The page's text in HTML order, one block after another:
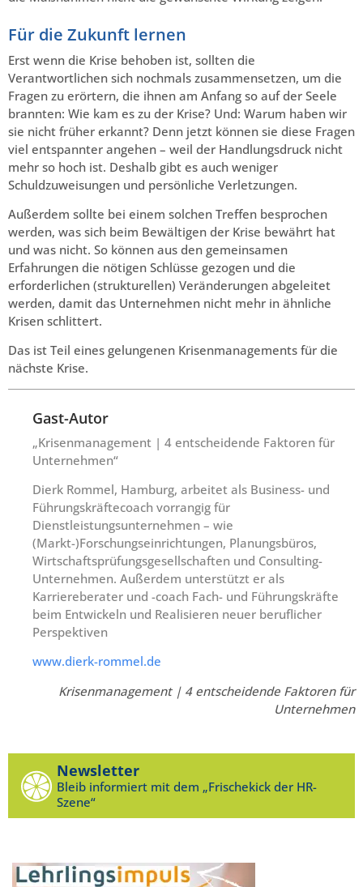
Für die Zukunft lernen
Erst wenn die Krise behoben ist, sollten die
Verantwortlichen sich nochmals zusammensetzen, um die
Fragen zu erörtern, die ihnen am Anfang so auf der Seele
brannten: Wie kam es zu der Krise? Und: Warum haben wir
sie nicht früher erkannt? Denn jetzt können sie diese Fragen
viel entspannter angehen – weil der Handlungsdruck nicht
mehr so hoch ist. Deshalb gibt es auch weniger
Schuldzuweisungen und persönliche Verletzungen.
Außerdem sollte bei einem solchen Treffen besprochen
werden, was sich beim Bewältigen der Krise bewährt hat
und was nicht. So können aus den gemeinsamen
Erfahrungen die nötigen Schlüsse gezogen und die
erforderlichen (strukturellen) Veränderungen abgeleitet
werden, damit das Unternehmen nicht mehr in ähnliche
Krisen schlittert.
Das ist Teil eines gelungenen Krisenmanagements für die
nächste Krise.
Gast-Autor
„Krisenmanagement | 4 entscheidende Faktoren für
Unternehmen“
Dierk Rommel, Hamburg, arbeitet als Business- und
Führungskräftecoach vorrangig für
Dienstleistungsunternehmen – wie
(Markt-)Forschungseinrichtungen, Planungsbüros,
Wirtschaftsprüfungsgesellschaften und Consulting-
Unternehmen. Außerdem unterstützt er als
Karriereberater und -coach Fach- und Führungskräfte
beim Entwickeln und Realisieren neuer beruflicher
Perspektiven
www.dierk-rommel.de
Krisenmanagement | 4 entscheidende Faktoren für
Unternehmen
Newsletter
Bleib informiert mit dem „Frischekick der HR-
Szene“